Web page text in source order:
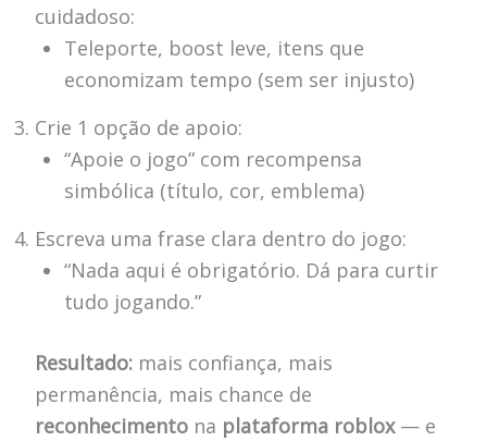
cuidadoso:
Teleporte, boost leve, itens que
economizam tempo (sem ser injusto)
Crie 1 opção de apoio:
“Apoie o jogo” com recompensa
simbólica (título, cor, emblema)
Escreva uma frase clara dentro do jogo:
“Nada aqui é obrigatório. Dá para curtir
tudo jogando.”
Resultado:mais confiança, mais
permanência, mais chance de
reconhecimentona plataforma roblox— e